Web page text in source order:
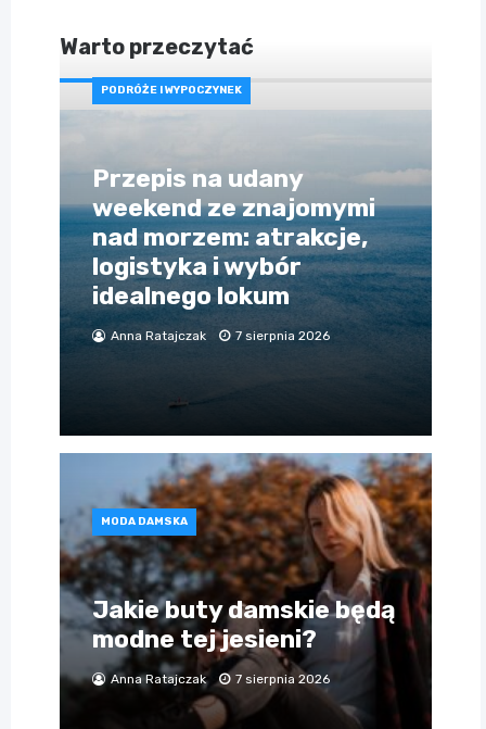
Warto przeczytać
PODRÓŻE I WYPOCZYNEK
Przepis na udany
weekend ze znajomymi
nad morzem: atrakcje,
logistyka i wybór
idealnego lokum
Anna Ratajczak 7 sierpnia 2026
MODA DAMSKA
Jakie buty damskie będą
modne tej jesieni?
Anna Ratajczak 7 sierpnia 2026